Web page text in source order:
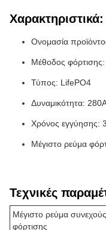
Χαρακτηριστικά:
Ονομασία
Μέθοδος
Τύπος: LifePO4
Δυναμικότητα:
Χρόνος εγγύησης:
Μέγιστο ρεύμα
Τεχνικές
Μέγιστο ρεύμα συνεχούς
φόρτισης